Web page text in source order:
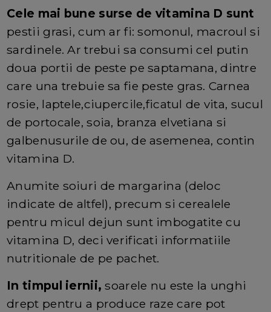
Cele mai bune surse de vitamina D sunt
pestii grasi, cum ar fi: somonul, macroul si
sardinele. Ar trebui sa consumi cel putin
doua portii de peste pe saptamana, dintre
care una trebuie sa fie peste gras. Carnea
rosie, laptele,ciupercile,ficatul de vita, sucul
de portocale, soia, branza elvetiana si
galbenusurile de ou, de asemenea, contin
vitamina D.
Anumite soiuri de margarina (deloc
indicate de altfel), precum si cerealele
pentru micul dejun sunt imbogatite cu
vitamina D, deci verificati informatiile
nutritionale de pe pachet.
In timpul iernii, soarele nu este la unghi
drept pentru a produce raze care pot